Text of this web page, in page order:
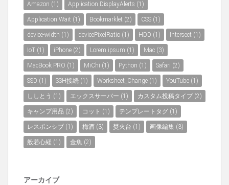
Amazon (1) Application.DisplayAlerts (1)
Application.Wait (1) Bookmarklet (2) CSS (1)
device-width (1) devicePixelRatio (1) HDD (1) Intersect (1)
IoT (1) iPhone (2) Lorem ipsum (1) Mac (3)
MacBook PRO (1) MiChi (1) Python (1) Safari (2)
SSD (1) SSH接続 (1) Worksheet_Change (1) YouTube (1)
ししとう (1) エックスサーバー (1) カスタム投稿タイプ (2)
キャンプ用品 (2) コット (1) テンプレートタグ (1)
レスポンシブ (1) 梅酒 (3) 焚火台 (1) 画像編集 (3)
般若心経 (1) 金魚 (2)
アーカイブ